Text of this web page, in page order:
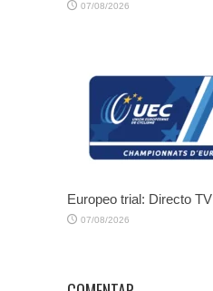
07/08/2026
Europeo trial: Directo TV
07/08/2026